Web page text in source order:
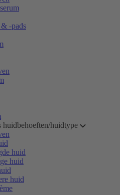
-pads
huidbehoeften/huidtype
huid
huid
huid